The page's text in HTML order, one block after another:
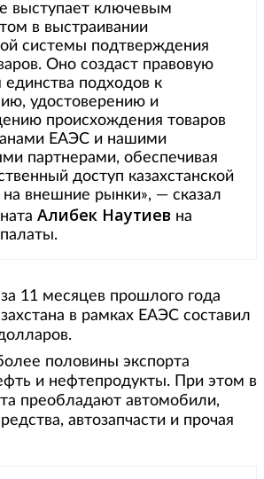
выступает ключевым
в выстраивании
системы подтверждения
Оно создаст правовую
единства подходов к
удостоверению и
происхождения товаров
ЕАЭС и нашими
партнерами, обеспечивая
доступ казахстанской
внешние рынки», — сказал
Алибек Наутиев на
11 месяцев прошлого года
в рамках ЕАЭС составил
половины экспорта
и нефтепродукты. При этом в
преобладают автомобили,
автозапчасти и прочая